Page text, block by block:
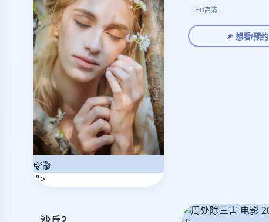
立
即
看
🍃🎬
'">
HD高清
📌 想看/预约